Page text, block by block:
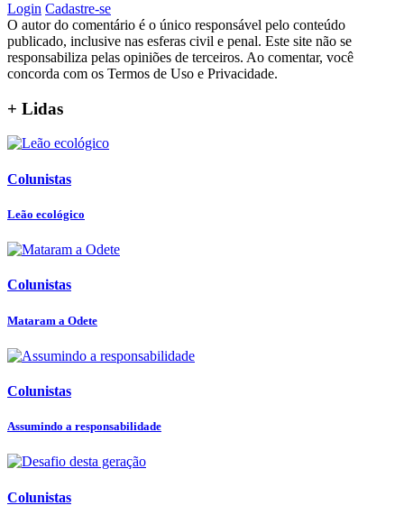
Login Cadastre-se
O autor do comentário é o único responsável pelo conteúdo
publicado, inclusive nas esferas civil e penal. Este site não se
responsabiliza pelas opiniões de terceiros. Ao comentar, você
concorda com os Termos de Uso e Privacidade.
+ Lidas
Colunistas
Leão ecológico
Colunistas
Mataram a Odete
Colunistas
Assumindo a responsabilidade
Colunistas